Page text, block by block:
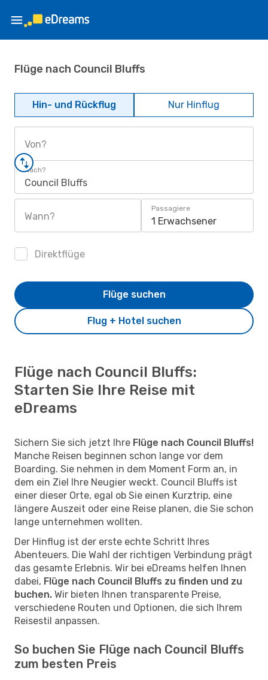
Flüge nach Council Bluffs
Hin- und Rückflug Nur Hinflug
Von?
Nach?
Council Bluffs
Wann?
Passagiere
1 Erwachsener
Direktflüge
Flug + Hotel suchen
Flüge suchen
Flüge nach Council Bluffs:
Starten Sie Ihre Reise mit
eDreams
Sichern Sie sich jetzt Ihre Flüge nach Council Bluffs!
Manche Reisen beginnen schon lange vor dem
Boarding. Sie nehmen in dem Moment Form an, in
dem ein Ziel Ihre Neugier weckt. Council Bluffs ist
einer dieser Orte, egal ob Sie einen Kurztrip, eine
längere Auszeit oder eine Reise planen, die Sie schon
lange unternehmen wollten.
Der Hinflug ist der erste echte Schritt Ihres
Abenteuers. Die Wahl der richtigen Verbindung prägt
das gesamte Erlebnis. Wir bei eDreams helfen Ihnen
dabei, Flüge nach Council Bluffs zu finden und zu
buchen. Wir bieten Ihnen transparente Preise,
verschiedene Routen und Optionen, die sich Ihrem
Reisestil anpassen.
So buchen Sie Flüge nach Council Bluffs
zum besten Preis